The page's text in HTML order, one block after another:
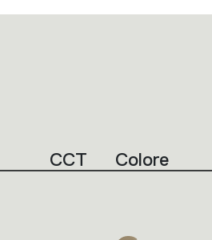
CCT Colore